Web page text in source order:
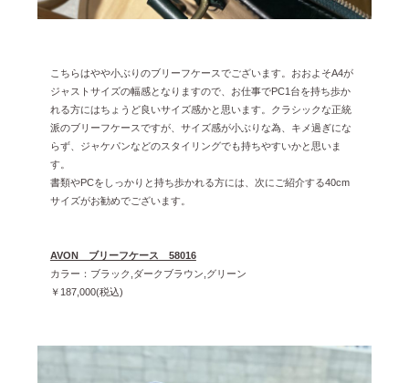
こちらはやや小ぶりのブリーフケースでございます。おおよそA4が
ジャストサイズの幅感となりますので、お仕事でPC1台を持ち歩か
れる方にはちょうど良いサイズ感かと思います。クラシックな正統
派のブリーフケースですが、サイズ感が小ぶりな為、キメ過ぎにな
らず、ジャケパンなどのスタイリングでも持ちやすいかと思いま
す。
書類やPCをしっかりと持ち歩かれる方には、次にご紹介する40cm
サイズがお勧めでございます。
AVON ブリーフケース 58016
カラー：ブラック,ダークブラウン,グリーン
￥187,000(税込)